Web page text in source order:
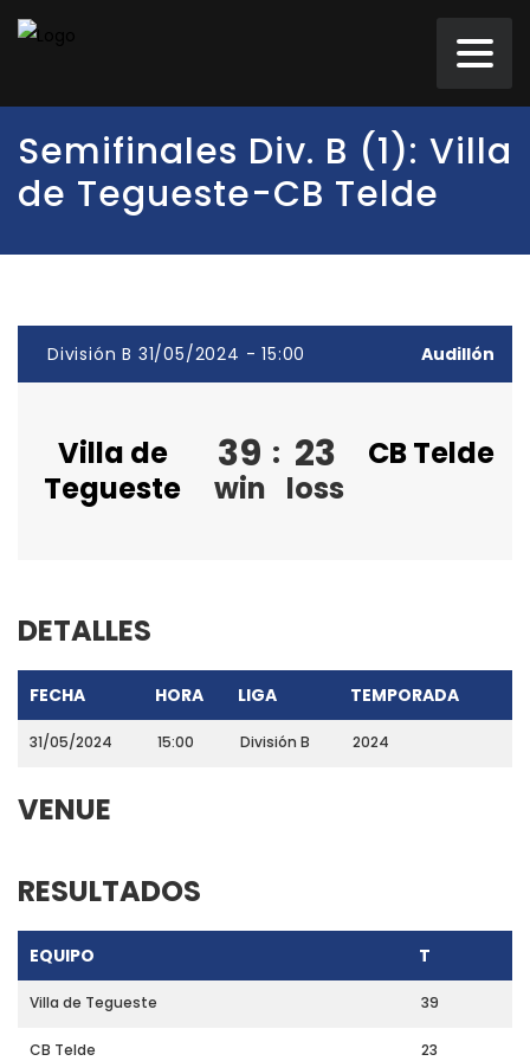
Semifinales Div. B (1): Villa
de Tegueste-CB Telde
División B 31/05/2024 - 15:00 Audillón
Villa de
Tegueste
39
win
: 23
loss
CB Telde
DETALLES
FECHA HORA LIGA TEMPORADA
31/05/2024 15:00 División B 2024
VENUE
RESULTADOS
EQUIPO T
Villa de Tegueste 39
CB Telde 23